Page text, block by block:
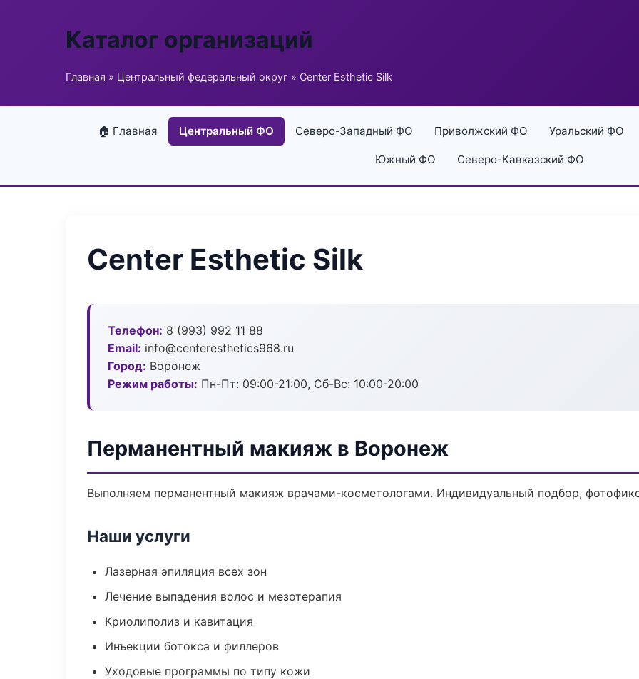
Каталог организаций
Главная » Центральный федеральный округ » Center Esthetic Silk
🏠 Главная Центральный ФО Северо-Западный ФО Приволжский ФО Уральский ФО
Южный ФО Северо-Кавказский ФО
Center Esthetic Silk
Телефон: 8 (993) 992 11 88
Email: info@centeresthetics968.ru
Город: Воронеж
Режим работы: Пн-Пт: 09:00-21:00, Сб-Вс: 10:00-20:00
Перманентный макияж в Воронеж
Выполняем перманентный макияж врачами-косметологами. Индивидуальный подбор,
Наши услуги
Лазерная эпиляция всех зон
Лечение выпадения волос и мезотерапия
Криолиполиз и кавитация
Инъекции ботокса и филлеров
Уходовые программы по типу кожи